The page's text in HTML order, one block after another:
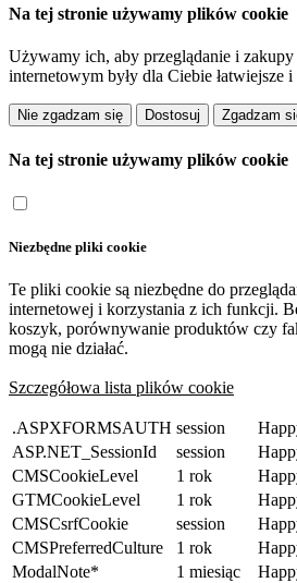
Na tej stronie używamy plików cookie
Używamy ich, aby przeglądanie i
internetowym były dla Ciebie łatwiejsze
Dostosuj
Na tej stronie używamy plików cookie
Niezbędne pliki cookie
Te pliki cookie są niezbędne do
internetowej i korzystania z ich funkcji.
koszyk, porównywanie produktów czy
mogą nie działać.
Szczegółowa lista plików cookie
.ASPXFORMSAUTH session
ASP.NET_SessionId
session
CMSCookieLevel
1 rok
GTMCookieLevel
1 rok
CMSCsrfCookie
session
CMSPreferredCulture
1 rok
ModalNote*
1 miesiąc